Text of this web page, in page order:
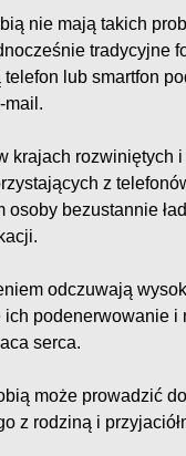
nie mają takich
tradycyjne
lub smartfon
mail.
krajach rozwiniętych
z
osoby bezustannie
odczuwają
podenerwowanie
serca.
może prowadzić
z rodziną i